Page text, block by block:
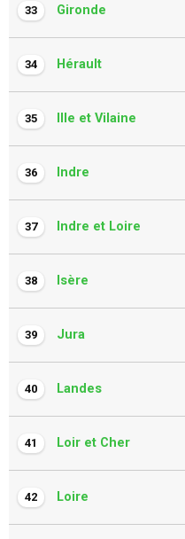
33 Gironde
34 Hérault
35 Ille et Vilaine
36 Indre
37 Indre et Loire
38 Isère
39 Jura
40 Landes
41 Loir et Cher
42 Loire